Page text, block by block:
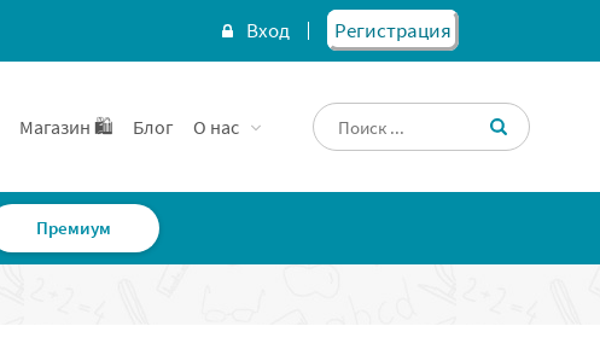
Вход Регистрация
Магазин 🛍️ Блог О нас
Премиум